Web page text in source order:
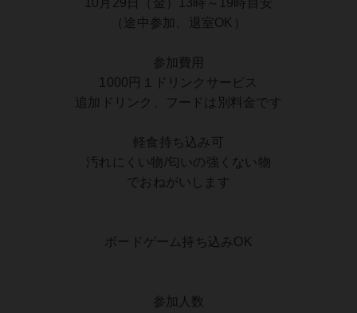
（途中参加、退室OK）
参加費用
1000円１ドリンクサービス
追加ドリンク、フードは別料金です
軽食持ち込み可
汚れにくい物/匂いの強くない物
でおねがいします
ボードゲーム持ち込みOK
参加人数